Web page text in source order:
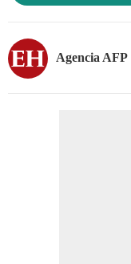
Agencia AFP